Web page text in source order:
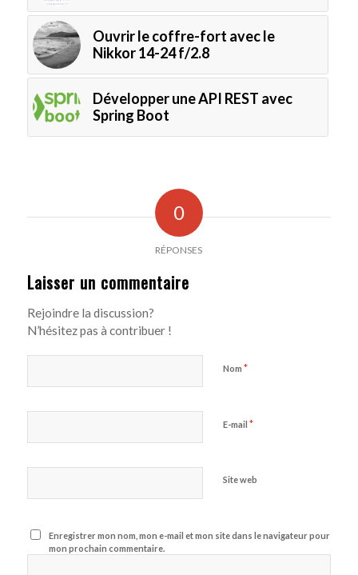
Ouvrir le coffre-fort avec le
Nikkor 14-24 f/2.8
Développer une API REST avec
Spring Boot
0
RÉPONSES
Laisser un commentaire
Rejoindre la discussion?
N’hésitez pas à contribuer !
Nom *
E-mail *
Site web
Enregistrer mon nom, mon e-mail et mon site dans le navigateur pour
mon prochain commentaire.